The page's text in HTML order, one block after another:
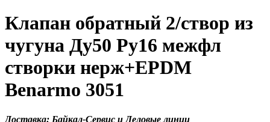
Клапан обратный 2/створ из
чугуна Ду50 Ру16 межфл
створки нерж+EPDM
Benarmo 3051
Доставка: Байкал-Сервис и Деловые линии